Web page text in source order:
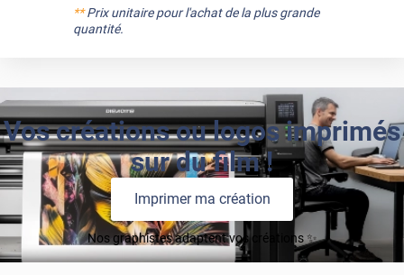
**Prix unitaire pour l'achat de la plus grande
quantité.
Vos créations ou logos imprimés
sur du film !
Imprimer ma création
Nos graphistes adaptent vos créations ✨